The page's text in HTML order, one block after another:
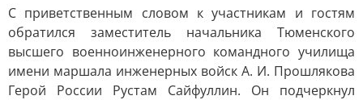
С приветственным словом к участникам и гостям
обратился заместитель начальника Тюменского
высшего военноинженерного командного училища
имени маршала инженерных войск А. И. Прошлякова
Герой России Рустам Сайфуллин. Он подчеркнул